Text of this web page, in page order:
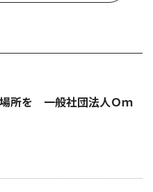
所を 一般社団法人Ｏｍ